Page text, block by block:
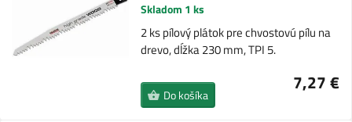
Skladom 1 ks
2 ks pílový plátok pre chvostovú pílu na
drevo, dĺžka 230 mm, TPI 5.
7,27 €
Do košíka